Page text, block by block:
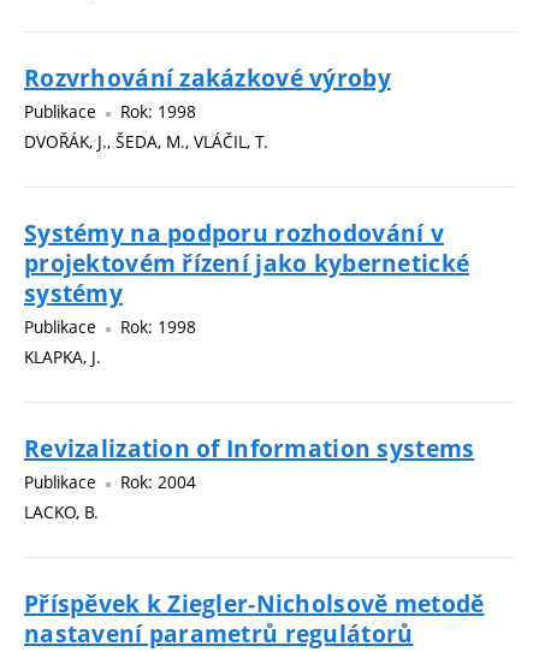
Rozvrhování zakázkové výroby
Publikace
Rok: 1998
DVOŘÁK, J., ŠEDA, M., VLÁČIL, T.
Systémy na podporu rozhodování v
projektovém řízení jako kybernetické
systémy
Publikace
Rok: 1998
KLAPKA, J.
Revizalization of Information systems
Publikace
Rok: 2004
LACKO, B.
Příspěvek k Ziegler-Nicholsově metodě
nastavení parametrů regulátorů